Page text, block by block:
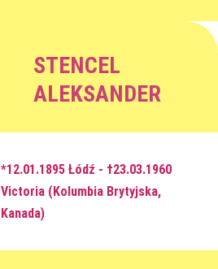
STENCEL
ALEKSANDER
*12.01.1895 Łódź - †23.03.1960
Victoria (Kolumbia Brytyjska,
Kanada)